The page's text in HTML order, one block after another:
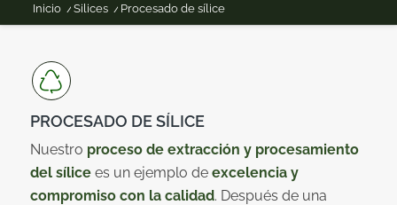
Inicio / Silices / Procesado de sílice
PROCESADO DE SÍLICE
Nuestro proceso de extracción y procesamiento
del sílicees un ejemplo de excelencia y
compromiso con la calidad. Después de una